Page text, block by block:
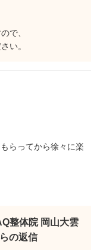
で、
い。
らってから徐々に楽
整体院 岡山大雲
の返信